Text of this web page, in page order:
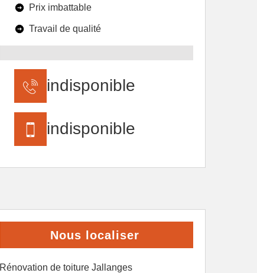
Prix imbattable
Travail de qualité
indisponible
indisponible
Nous localiser
Rénovation de toiture Jallanges